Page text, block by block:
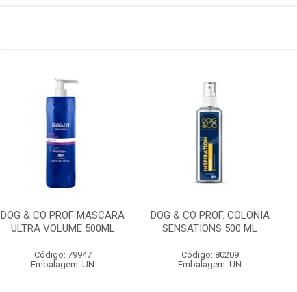
DOG & CO PROF MASCARA
ULTRA VOLUME 500ML
Código: 79947
Embalagem: UN
DOG & CO PROF. COLONIA
SENSATIONS 500 ML
Código: 80209
Embalagem: UN